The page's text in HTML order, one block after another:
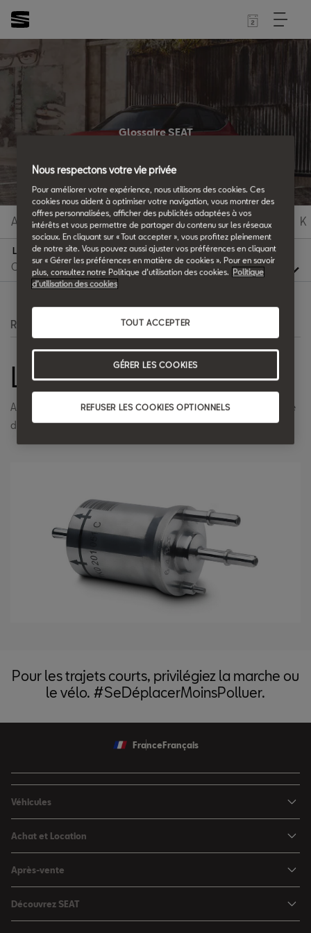
Glossaire SEAT
Tous les détails.
A B C D E F G H I K
L
Recherche
L/100km
Abréviation de « Litres aux 100km ». Il s'agit de l'unité de mesure
de consommation de carburant la plus utilisée en Europe.
Pour les trajets courts, privilégiez la marche ou
le vélo. #SeDéplacerMoinsPolluer.
France Français
Véhicules
Nouvelle Arona
Leon 5 portes
Leon Sportstourer
Ateca
Achat et Location
Nos offres du moment
Nos SEAT neuves en stock
Après-vente
Services en ligne SEAT CONNECT
Découvrez SEAT
Nous respectons votre vie privée
Pour améliorer votre expérience, nous utilisons des cookies. Ces
cookies nous aident à optimiser votre navigation, vous montrer des
offres personnalisées, afficher des publicités adaptées à vos
intérêts et vous permettre de partager du contenu sur les réseaux
sociaux. En cliquant sur « Tout accepter », vous profitez pleinement
de notre site. Vous pouvez aussi ajuster vos préférences en cliquant
sur « Gérer les préférences en matière de cookies ». Pour en savoir
plus, consultez notre Politique d’utilisation des cookies. Politique
d’utilisation des cookies
REFUSER LES COOKIES OPTIONNELS
TOUT ACCEPTER
GÉRER LES COOKIES